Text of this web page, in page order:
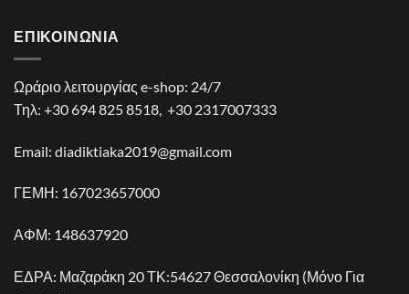
ΕΠΙΚΟΙΝΩΝΊΑ
Ωράριο λειτουργίας e-shop: 24/7
Τηλ: +30 694 825 8518, +30 2317007333
Email: diadiktiaka2019@gmail.com
ΓΕΜΗ: 167023657000
ΑΦΜ: 148637920
ΕΔΡΑ: Μαζαράκη 20 ΤΚ:54627 Θεσσαλονίκη (Μόνο Για